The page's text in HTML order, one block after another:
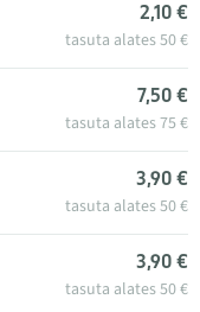
2,10 €
tasuta alates 50 €
7,50 €
tasuta alates 75 €
3,90 €
tasuta alates 50 €
3,90 €
tasuta alates 50 €